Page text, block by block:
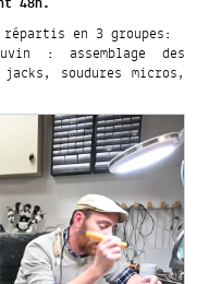
en 3 groupes:
: assemblage des
soudures micros,